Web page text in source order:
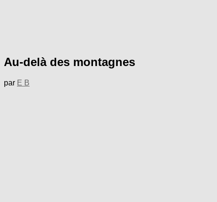
Au-delà des montagnes
par E B